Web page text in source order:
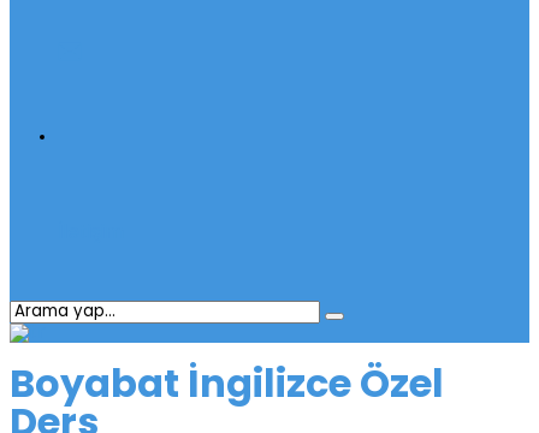
Boyabat İngilizce Özel